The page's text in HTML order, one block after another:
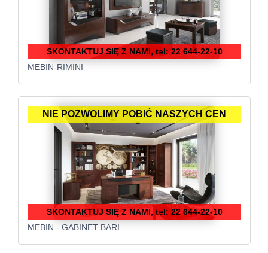
SKONTAKTUJ SIĘ Z NAMI, tel: 22 644-22-10
MEBIN-RIMINI
NIE POZWOLIMY POBIĆ NASZYCH CEN
SKONTAKTUJ SIĘ Z NAMI, tel: 22 644-22-10
MEBIN - GABINET BARI